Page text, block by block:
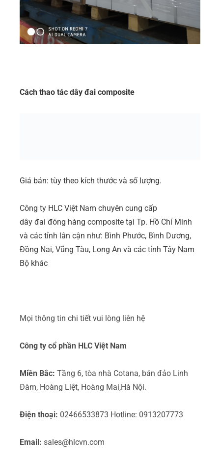
Cách thao tác dây đai composite
Giá bán: tùy theo kích thước và số lượng.
Công ty HLC Việt Nam chuyên cung cấp
dây đai đóng hàng composite tại Tp. Hồ Chí Minh
và các tỉnh lân cận như: Bình Phước, Bình Dương,
Đồng Nai, Vũng Tàu, Long An và các tỉnh Tây Nam
Bộ khác
Mọi thông tin chi tiết vui lòng liên hệ
Công ty cổ phần HLC Việt Nam
Miền Bắc: Tầng 6, tòa nhà Cotana, bán đảo Linh
Đàm, Hoàng Liệt, Hoàng Mai,Hà Nội.
Điện thoại: 02466533873 Hotline: 0913207773
Email: sales@hlcvn.com